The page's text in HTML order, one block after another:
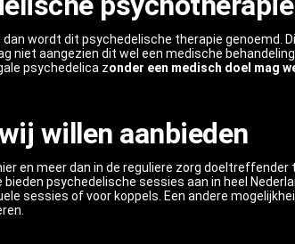
wordt dit psychedelische therapie genoemd.
niet aangezien dit wel een medische
psychedelica zonder een medisch doel mag
willen aanbieden
en meer dan in de reguliere zorg doeltreffender
psychedelische sessies aan in heel
sessies of voor koppels. Een andere